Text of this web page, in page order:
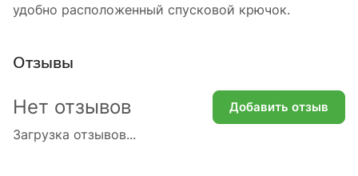
удобно расположенный спусковой крючок.
Отзывы
Загрузка отзывов...
Нет отзывов Добавить отзыв